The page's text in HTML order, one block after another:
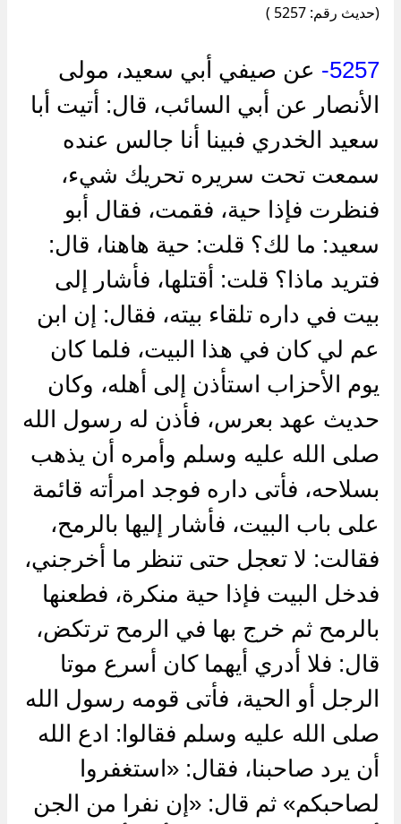
(حديث رقم: 5257 )
5257-
عن صيفي أبي سعيد، مولى
الأنصار عن أبي السائب، قال: أتيت أبا
سعيد الخدري فبينا أنا جالس عنده
سمعت تحت سريره تحريك شيء،
فنظرت فإذا حية، فقمت، فقال أبو
سعيد: ما لك؟ قلت: حية هاهنا، قال:
فتريد ماذا؟ قلت: أقتلها، فأشار إلى
بيت في داره تلقاء بيته، فقال: إن ابن
عم لي كان في هذا البيت، فلما كان
يوم الأحزاب استأذن إلى أهله، وكان
حديث عهد بعرس، فأذن له رسول الله
صلى الله عليه وسلم وأمره أن يذهب
بسلاحه، فأتى داره فوجد امرأته قائمة
على باب البيت، فأشار إليها بالرمح،
فقالت: لا تعجل حتى تنظر ما أخرجني،
فدخل البيت فإذا حية منكرة، فطعنها
بالرمح ثم خرج بها في الرمح ترتكض،
قال: فلا أدري أيهما كان أسرع موتا
الرجل أو الحية، فأتى قومه رسول الله
صلى الله عليه وسلم فقالوا: ادع الله
أن يرد صاحبنا، فقال: «استغفروا
لصاحبكم» ثم قال: «إن نفرا من الجن